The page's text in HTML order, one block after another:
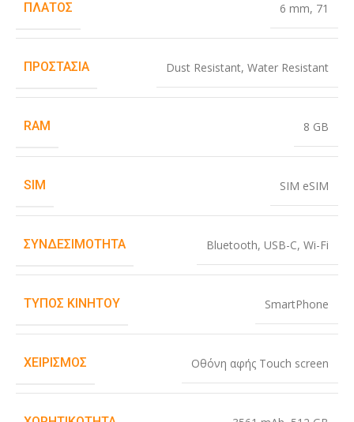
ΠΛΆΤΟΣ 6 mm, 71
ΠΡΟΣΤΑΣΊΑ Dust Resistant, Water Resistant
RAM 8 GB
SIM SIM eSIM
ΣΥΝΔΕΣΙΜΌΤΗΤΑ Bluetooth, USB-C, Wi-Fi
ΤΎΠΟΣ ΚΙΝΗΤΟΎ SmartPhone
ΧΕΙΡΙΣΜΌΣ Οθόνη αφής Touch screen